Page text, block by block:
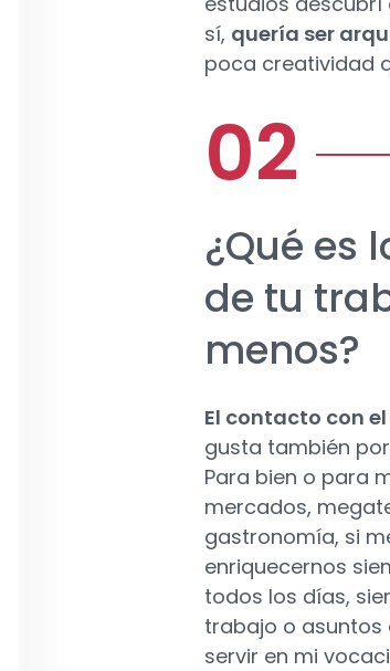
sí, quería ser
poca creatividad
¿Qué es
de tu
menos?
El contacto con
gusta también
Para bien o para
mercados,
gastronomía, si
enriquecernos
todos los días,
trabajo o asuntos
servir en mi